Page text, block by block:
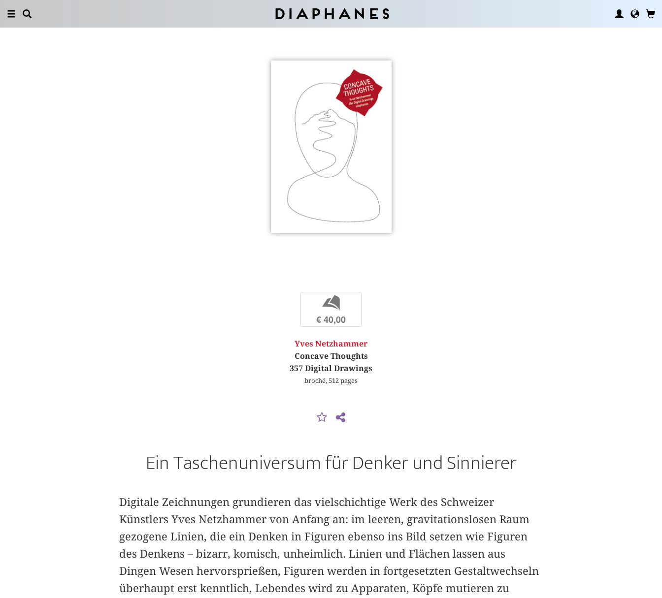
Diaphanes
b
€ 40,00
Yves Netzhammer
Concave Thoughts
357 Digital Drawings
broché, 512 pages
Ein Taschenuniversum für Denker und Sinnierer
Digitale Zeichnungen grundieren das vielschichtige Werk des Schweizer
Künstlers Yves Netzhammer von Anfang an: im leeren, gravitationslosen Raum
gezogene Linien, die ein Denken in Figuren ebenso ins Bild setzen wie Figuren
des Denkens – bizarr, komisch, unheimlich. Linien und Flächen lassen aus
Dingen Wesen hervorsprießen, Figuren werden in fortgesetzten Gestaltwechseln
überhaupt erst kenntlich, Lebendes wird zu Apparaten, Köpfe mutieren zu